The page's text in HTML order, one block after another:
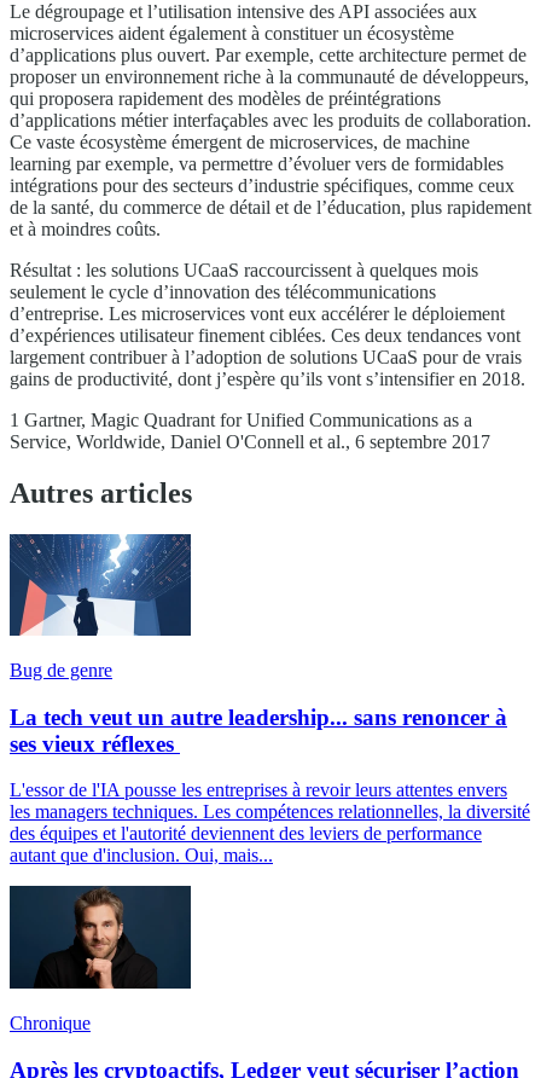
Le dégroupage et l’utilisation intensive des API associées aux
microservices aident également à constituer un écosystème
d’applications plus ouvert. Par exemple, cette architecture permet de
proposer un environnement riche à la communauté de développeurs,
qui proposera rapidement des modèles de préintégrations
d’applications métier interfaçables avec les produits de collaboration.
Ce vaste écosystème émergent de microservices, de machine
learning par exemple, va permettre d’évoluer vers de formidables
intégrations pour des secteurs d’industrie spécifiques, comme ceux
de la santé, du commerce de détail et de l’éducation, plus rapidement
et à moindres coûts.
Résultat : les solutions UCaaS raccourcissent à quelques mois
seulement le cycle d’innovation des télécommunications
d’entreprise. Les microservices vont eux accélérer le déploiement
d’expériences utilisateur finement ciblées. Ces deux tendances vont
largement contribuer à l’adoption de solutions UCaaS pour de vrais
gains de productivité, dont j’espère qu’ils vont s’intensifier en 2018.
1 Gartner, Magic Quadrant for Unified Communications as a
Service, Worldwide, Daniel O'Connell et al., 6 septembre 2017
Autres articles
Bug de genre
La tech veut un autre leadership... sans renoncer à
ses vieux réflexes
L'essor de l'IA pousse les entreprises à revoir leurs attentes envers
les managers techniques. Les compétences relationnelles, la diversité
des équipes et l'autorité deviennent des leviers de performance
autant que d'inclusion. Oui, mais...
Chronique
Après les cryptoactifs, Ledger veut sécuriser l’action